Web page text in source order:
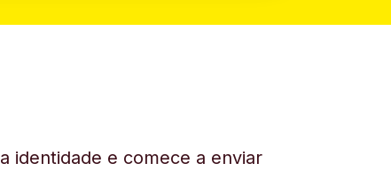
identidade e comece a enviar